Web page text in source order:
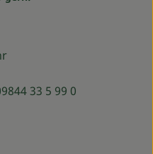
33 5 99 0